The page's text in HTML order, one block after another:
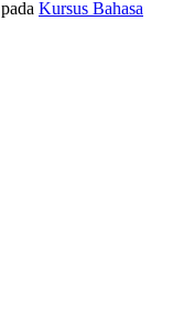
pada Kursus Bahasa